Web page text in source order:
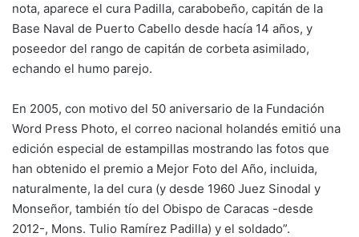
nota, aparece el cura Padilla, carabobeño, capitán de la
Base Naval de Puerto Cabello desde hacía 14 años, y
poseedor del rango de capitán de corbeta asimilado,
echando el humo parejo.
En 2005, con motivo del 50 aniversario de la Fundación
Word Press Photo, el correo nacional holandés emitió una
edición especial de estampillas mostrando las fotos que
han obtenido el premio a Mejor Foto del Año, incluida,
naturalmente, la del cura (y desde 1960 Juez Sinodal y
Monseñor, también tío del Obispo de Caracas -desde
2012-, Mons. Tulio Ramírez Padilla) y el soldado”.